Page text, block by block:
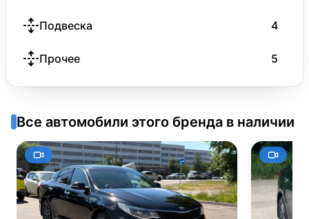
Подвеска 4
Прочее 5
Все автомобили этого бренда в наличии